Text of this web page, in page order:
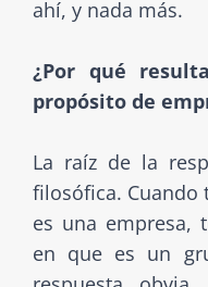
ahí, y nada más.
¿Por qué
propósito de
La raíz de la
filosófica. Cuando
es una empresa,
en que es un